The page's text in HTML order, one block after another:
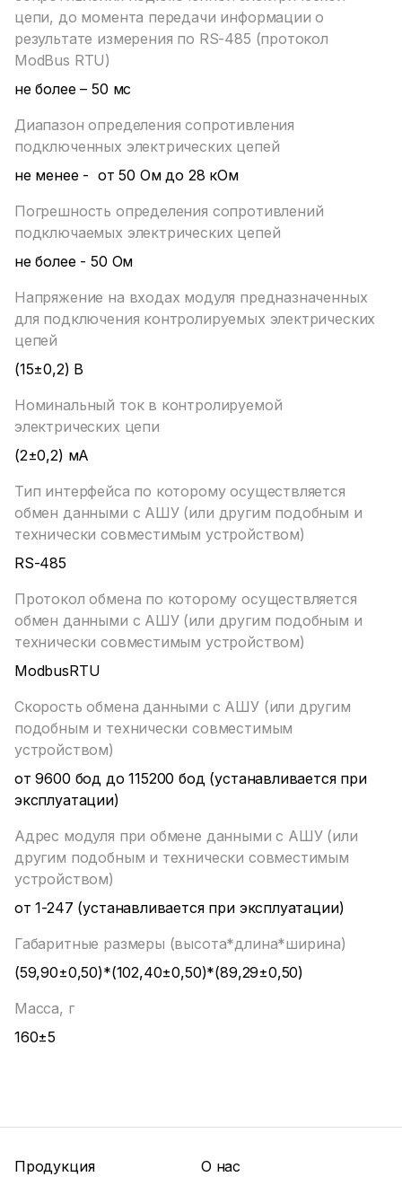
цепи, до момента передачи информации о
результате измерения по RS-485 (протокол
ModBus RTU)
не более – 50 мс
Диапазон определения сопротивления
подключенных электрических цепей
не менее - от 50 Ом до 28 кОм
Погрешность определения сопротивлений
подключаемых электрических цепей
не более - 50 Ом
Напряжение на входах модуля предназначенных
для подключения контролируемых электрических
цепей
(15±0,2) В
Номинальный ток в контролируемой
электрических цепи
(2±0,2) мА
Тип интерфейса по которому осуществляется
обмен данными с АШУ (или другим подобным и
технически совместимым устройством)
RS-485
Протокол обмена по которому осуществляется
обмен данными с АШУ (или другим подобным и
технически совместимым устройством)
ModbusRTU
Скорость обмена данными с АШУ (или другим
подобным и технически совместимым
устройством)
от 9600 бод до 115200 бод (устанавливается при
эксплуатации)
Адрес модуля при обмене данными с АШУ (или
другим подобным и технически совместимым
устройством)
от 1-247 (устанавливается при эксплуатации)
Габаритные размеры (высота*длина*ширина)
(59,90±0,50)*(102,40±0,50)*(89,29±0,50)
Масса, г
160±5
Продукция О нас